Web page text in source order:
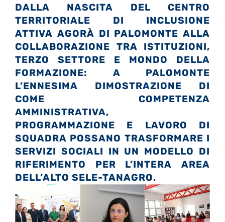
DALLA NASCITA DEL CENTRO
TERRITORIALE DI INCLUSIONE
ATTIVA AGORÀ DI PALOMONTE ALLA
COLLABORAZIONE TRA ISTITUZIONI,
TERZO SETTORE E MONDO DELLA
FORMAZIONE: A PALOMONTE
L’ENNESIMA DIMOSTRAZIONE DI
COME COMPETENZA
AMMINISTRATIVA,
PROGRAMMAZIONE E LAVORO DI
SQUADRA POSSANO TRASFORMARE I
SERVIZI SOCIALI IN UN MODELLO DI
RIFERIMENTO PER L’INTERA AREA
DELL’ALTO SELE-TANAGRO.